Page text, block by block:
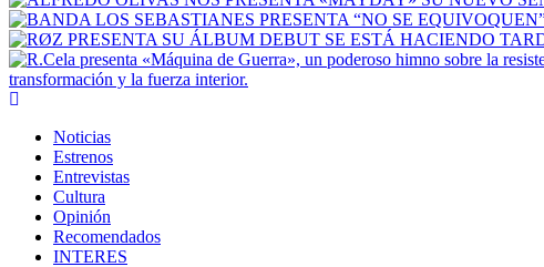
transformación y la fuerza interior.
Noticias
Estrenos
Entrevistas
Cultura
Opinión
Recomendados
INTERES